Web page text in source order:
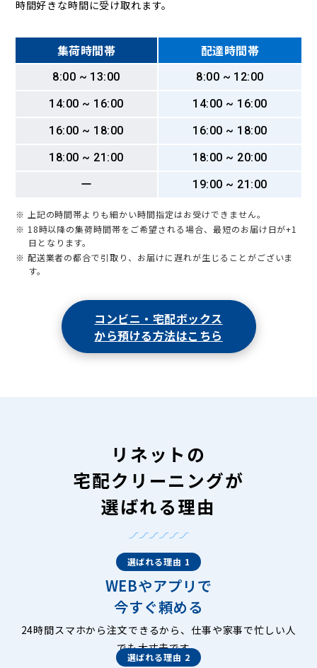
時間好きな時間に受け取れます。
集荷時間帯 配達時間帯
8:00 ~ 13:00
8:00 ~ 12:00
14:00 ~ 16:00
14:00 ~ 16:00
16:00 ~ 18:00
16:00 ~ 18:00
18:00 ~ 21:00
18:00 ~ 20:00
ー
19:00 ~ 21:00
※ 上記の時間帯よりも細かい時間指定はお受けできません。
※ 18時以降の集荷時間帯をご希望される場合、最短のお届け日が+1
日となります。
※ 配送業者の都合で引取り、お届けに遅れが生じることがございま
す。
コンビニ・宅配ボックス
から預ける方法はこちら
リネットの
宅配クリーニングが
選ばれる理由
選ばれる理由 1
WEBやアプリで
今すぐ頼める
24時間スマホから注文できるから、仕事や家事で忙しい人
でも大丈夫です。
選ばれる理由 2